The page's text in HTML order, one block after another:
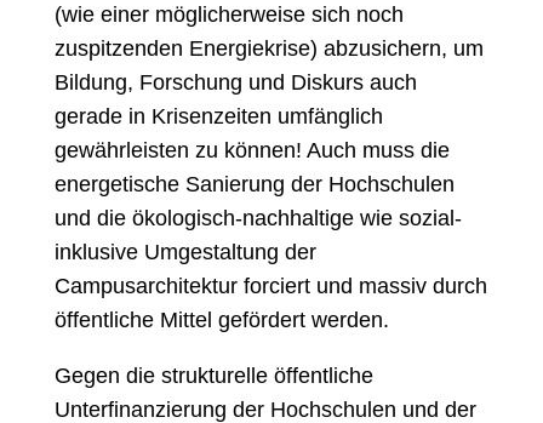
(wie einer möglicherweise sich noch
zuspitzenden Energiekrise) abzusichern, um
Bildung, Forschung und Diskurs auch
gerade in Krisenzeiten umfänglich
gewährleisten zu können! Auch muss die
energetische Sanierung der Hochschulen
und die ökologisch-nachhaltige wie sozial-
inklusive Umgestaltung der
Campusarchitektur forciert und massiv durch
öffentliche Mittel gefördert werden.
Gegen die strukturelle öffentliche
Unterfinanzierung der Hochschulen und der